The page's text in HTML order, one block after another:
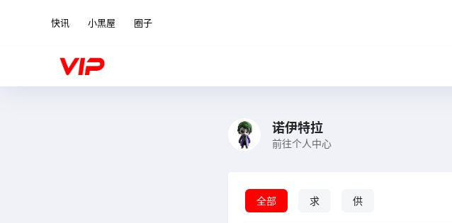
快讯 小黑屋 圈子
诺伊特拉
前往个人中心
全部 求 供